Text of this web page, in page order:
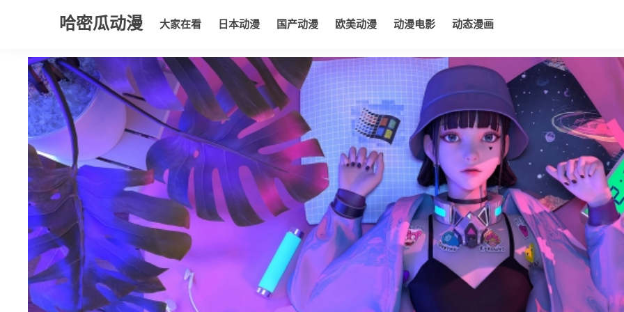
哈密瓜动漫 大家在看 日本动漫 国产动漫 欧美动漫 动漫电影 动态漫画
大家在看 日本动漫 国产动漫 欧美动漫 动漫电影 动态漫画